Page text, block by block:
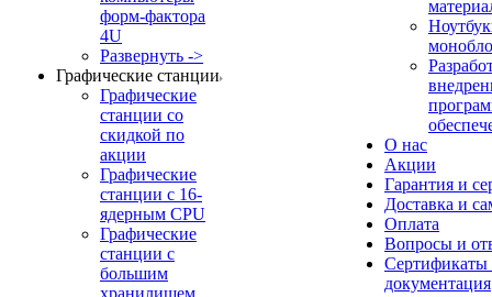
форм-фактора
4U
Развернуть ->
Графические станции
Графические
станции со
скидкой по
акции
Графические
станции с 16-
ядерным CPU
Графические
станции с
большим
хранилищем
О нас
Акции
Гарантия и
Доставка и
Оплата
Вопросы и
Сертификаты
документация